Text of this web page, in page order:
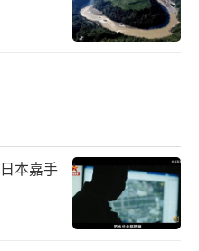
略家应该明白，在核
利都可能成为通向灾
本嘉手